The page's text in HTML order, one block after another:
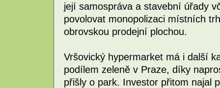
její samospráva a stavební úřady
povolovat monopolizaci místních
obrovskou prodejní plochou.
Vršovický hypermarket má i další
podílem zeleně v Praze, díky
přišly o park. Investor přitom najal